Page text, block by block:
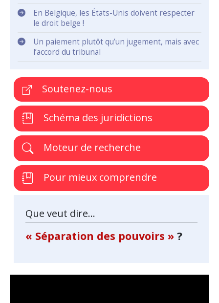
En Belgique, les États-Unis doivent respecter
le droit belge !
Un paiement plutôt qu’un jugement, mais avec
l’accord du tribunal
Soutenez-nous
Schéma des juridictions
Moteur de recherche
Pour mieux comprendre
Que veut dire...
« Séparation des pouvoirs » ?